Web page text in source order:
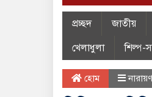
প্রচ্ছদ জাতীয়
খেলাধুলা
শিল্প-
হোম